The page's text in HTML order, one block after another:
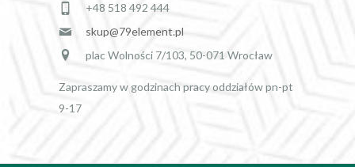
+48 518 492 444
skup@79element.pl
plac Wolności 7/103, 50-071 Wrocław
Zapraszamy w godzinach pracy oddziałów pn-pt
9-17